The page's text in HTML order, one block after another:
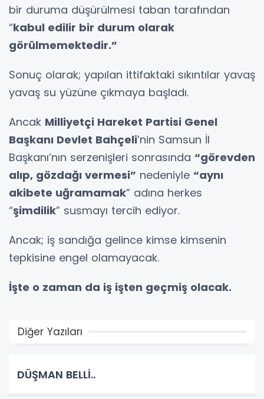
bir duruma düşürülmesi taban tarafından
“kabul edilir bir durum olarak
görülmemektedir.”
Sonuç olarak; yapılan ittifaktaki sıkıntılar yavaş
yavaş su yüzüne çıkmaya başladı.
Ancak Milliyetçi Hareket Partisi Genel
Başkanı Devlet Bahçeli’nin Samsun İl
Başkanı’nın serzenişleri sonrasında “görevden
alıp, gözdağı vermesi” nedeniyle “aynı
akibete uğramamak” adına herkes
“şimdilik” susmayı tercih ediyor.
Ancak; iş sandığa gelince kimse kimsenin
tepkisine engel olamayacak.
İşte o zaman da iş işten geçmiş olacak.
Diğer Yazıları
DÜŞMAN BELLİ..